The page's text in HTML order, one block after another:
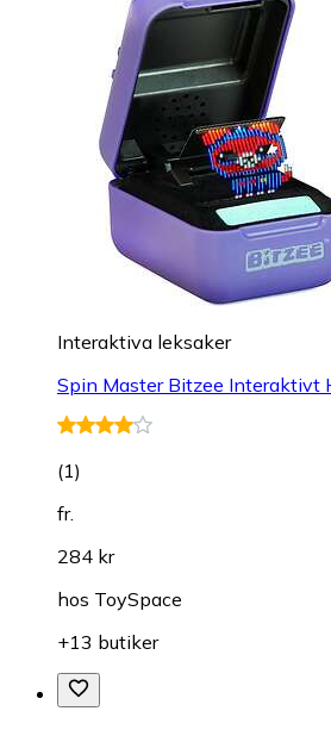
Interaktiva leksaker
Spin Master Bitzee Interaktivt
(1)
fr.
284 kr
hos ToySpace
+13 butiker